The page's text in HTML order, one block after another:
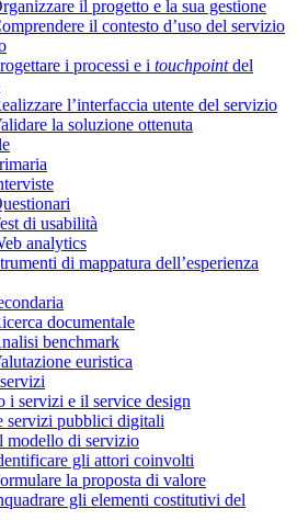
il progetto e la sua gestione
il contesto d’uso del servizio
i processi e i touchpointdel
l’interfaccia utente del servizio
la soluzione ottenuta
di usabilità
analytics
di mappatura dell’esperienza
documentale
benchmark
euristica
i servizi e il service design
servizi pubblici digitali
modello di servizio
gli attori coinvolti
la proposta di valore
gli elementi costitutivi del